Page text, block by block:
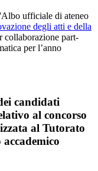
ufficiale di ateneo
degli atti e della
collaborazione part-
per l’anno
candidati
al concorso
al Tutorato